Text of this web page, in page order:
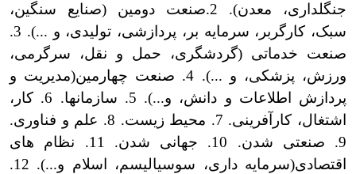
جنگلداری، معدن). 2.صنعت دومین (صنایع سنگین،
سبک، کارگربر، سرمایه بر، پردازشی، تولیدی، و ...). 3.
صنعت خدماتی (گردشگری، حمل و نقل، سرگرمی،
ورزش، پزشکی، و ...). 4. صنعت چهارمین(مدیریت و
پردازش اطلاعات و دانش، و...). 5. سازمان­ها. 6. کار،
اشتغال، کارآفرینی. 7. محیط زیست. 8. علم و فناوری.
9. صنعتی شدن. 10. جهانی شدن. 11. نظام های
اقتصادی(سرمایه داری، سوسیالیسم، اسلام و...). 12.